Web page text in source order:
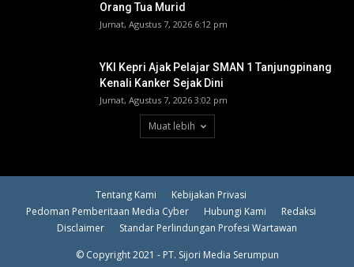
Orang Tua Murid ‎
Jumat, Agustus 7, 2026 6:12 pm
YKI Kepri Ajak Pelajar SMAN 1 Tanjungpinang
Kenali Kanker Sejak Dini
Jumat, Agustus 7, 2026 3:02 pm
Muat lebih
Tentang Kami
Kebijakan Privasi
Pedoman Pemberitaan Media Cyber
Hubungi Kami
Redaksi
Disclaimer
Standar Perlindungan Profesi Wartawan
© Copyright 2021 - PT. Sijori Media Serumpun